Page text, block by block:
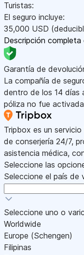
Turistas:
El seguro incluye:
35,000 USD
Descripción completa
Garantía de
La compañía de
dentro de los 14 días
póliza no fue
Tripbox es un
de conserjería 24/7,
asistencia médica,
Seleccione las
Seleccione el país de
Seleccione uno o
Worldwide
Europe (Schengen)
Filipinas